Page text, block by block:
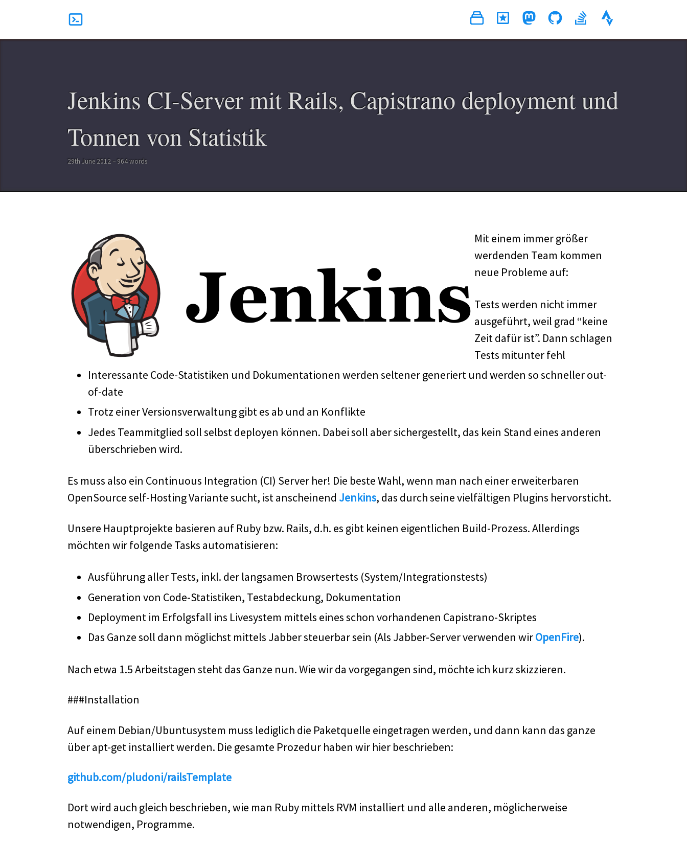
Jenkins CI-Server mit Rails, Capistrano deployment und
Tonnen von Statistik
29th June 2012 – 964 words
Mit einem immer größer
werdenden Team kommen
neue Probleme auf:
Tests werden nicht immer
ausgeführt, weil grad “keine
Zeit dafür ist”. Dann schlagen
Tests mitunter fehl
Interessante Code-Statistiken und Dokumentationen werden seltener generiert und werden so schneller out-
of-date
Trotz einer Versionsverwaltung gibt es ab und an Konflikte
Jedes Teammitglied soll selbst deployen können. Dabei soll aber sichergestellt, das kein Stand eines anderen
überschrieben wird.
Es muss also ein Continuous Integration (CI) Server her! Die beste Wahl, wenn man nach einer erweiterbaren
OpenSource self-Hosting Variante sucht, ist anscheinend Jenkins, das durch seine vielfältigen Plugins hervorsticht.
Unsere Hauptprojekte basieren auf Ruby bzw. Rails, d.h. es gibt keinen eigentlichen Build-Prozess. Allerdings
möchten wir folgende Tasks automatisieren:
Ausführung aller Tests, inkl. der langsamen Browsertests (System/Integrationstests)
Generation von Code-Statistiken, Testabdeckung, Dokumentation
Deployment im Erfolgsfall ins Livesystem mittels eines schon vorhandenen Capistrano-Skriptes
Das Ganze soll dann möglichst mittels Jabber steuerbar sein (Als Jabber-Server verwenden wirOpenFire).
Nach etwa 1.5 Arbeitstagen steht das Ganze nun. Wie wir da vorgegangen sind, möchte ich kurz skizzieren.
###Installation
Auf einem Debian/Ubuntusystem muss lediglich die Paketquelle eingetragen werden, und dann kann das ganze
über apt-get installiert werden. Die gesamte Prozedur haben wir hier beschrieben:
github.com/pludoni/railsTemplate
Dort wird auch gleich beschrieben, wie man Ruby mittels RVM installiert und alle anderen, möglicherweise
notwendigen, Programme.